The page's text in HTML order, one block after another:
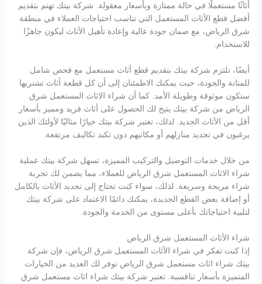
أثاثًا مستعملًا في حالة ممتازة وبأسعار معقولة. شركة بيتك تهتم بتقديم
أفضل قطع الأثاث المستعمل التي تناسب احتياجات العملاء في منطقة
شرق الرياض، مع ضمان جودة عالية وإعادة تأهيل الأثاث ليكون جاهزًا
للاستخدام.
أيضًا، تلتزم شركة بيتك بتقديم قطع أثاث مستعمل مع فحص شامل
للمتانة والجودة، حيث يمكنك الاطمئنان إلى أن كل قطعة أثاث تشتريها
ستكون موثوقة وطويلة الأمد. كما أن شراء الاثاث المستعمل شرق
الرياض من شركة بيتك يتيح لك الحصول على أثاث فريد ومميز بأسعار
أقل من الأثاث الجديد. لذلك، تعتبر شركة بيتك خيارًا مثاليًا لأولئك الذين
يرغبون في تجديد منازلهم أو مكاتبهم دون تكبد تكاليف مرتفعة.
من خلال خدمات التوصيل والتركيب المميزة، تسهل شركة بيتك عملية
شراء الاثاث المستعمل شرق الرياض للعملاء، مما يضمن لك تجربة
شراء مريحة وسريعة. لذلك، سواء كنت تحتاج إلى تجديد الأثاث بالكامل
أو إضافة بعض القطع الجديدة، يمكنك دائمًا الاعتماد على شركة بيتك
لتلبية احتياجاتك بأعلى مستوى من الخدمة والجودة.
شراء الأثاث المستعمل شرق الرياض
إذا كنت تفكر في شراء الأثاث المستعمل شرق الرياض، فإن شركة
بيتك شراء اثاث مستعمل شرق الرياض توفر لك العديد من الخيارات
المتميزة بأسعار تنافسية. تعتبر شركة بيتك شراء اثاث مستعمل شرق